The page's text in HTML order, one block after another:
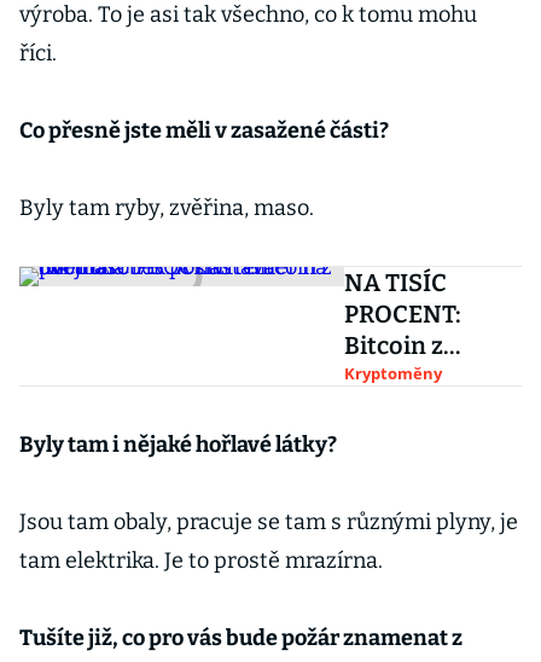
výroba. To je asi tak všechno, co k tomu mohu
říci.
Co přesně jste měli v zasažené části?
Byly tam ryby, zvěřina, maso.
NA TISÍC
PROCENT:
Bitcoin z
portfolia E15
Kryptoměny
Byly tam i nějaké hořlavé látky?
Jsou tam obaly, pracuje se tam s různými plyny, je
tam elektrika. Je to prostě mrazírna.
Tušíte již, co pro vás bude požár znamenat z